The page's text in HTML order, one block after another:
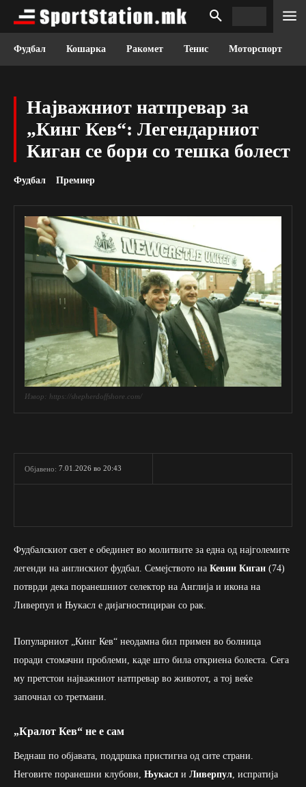
Фудбал Кошарка Ракомет Тенис Моторспорт
Најважниот натпревар за
„Кинг Кев“: Легендарниот
Киган се бори со тешка болест
Фудбал Премиер
Извор: https://shepherdoffshore.com/
Објавено: 7.01.2026 во 20:43
Фудбалскиот свет е обединет во молитвите за една од најголемите
легенди на англискиот фудбал. Семејството на Кевин Киган (74)
потврди дека поранешниот селектор на Англија и икона на
Ливерпул и Њукасл е дијагностициран со рак.
Популарниот „Кинг Кев“ неодамна бил примен во болница
поради стомачни проблеми, каде што била откриена болеста. Сега
му претстои најважниот натпревар во животот, а тој веќе
започнал со третмани.
„Кралот Кев“ не е сам
Веднаш по објавата, поддршка пристигна од сите страни.
Неговите поранешни клубови, Њукасл и Ливерпул, испратија